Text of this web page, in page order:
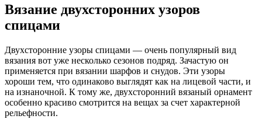
Вязание двухсторонних узоров
спицами
Двухсторонние узоры спицами — очень популярный вид
вязания вот уже несколько сезонов подряд. Зачастую он
применяется при вязании шарфов и снудов. Эти узоры
хороши тем, что одинаково выглядят как на лицевой части, и
на изнаночной. К тому же, двухсторонний вязаный орнамент
особенно красиво смотрится на вещах за счет характерной
рельефности.